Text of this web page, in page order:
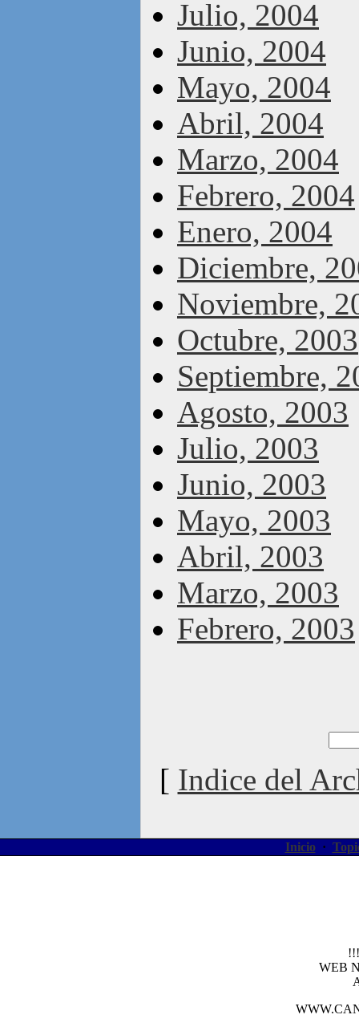
Julio, 2004
Junio, 2004
Mayo, 2004
Abril, 2004
Marzo, 2004
Febrero, 2004
Enero, 2004
Diciembre,
Noviembre,
Octubre, 2003
Septiembre,
Agosto, 2003
Julio, 2003
Junio, 2003
Mayo, 2003
Abril, 2003
Marzo, 2003
Febrero, 2003
[ Indice del
Inicio·
WEB